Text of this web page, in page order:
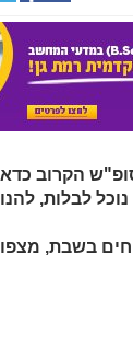
הקרוב
נוכל לבלות,
בשבת,
צמוד
בו